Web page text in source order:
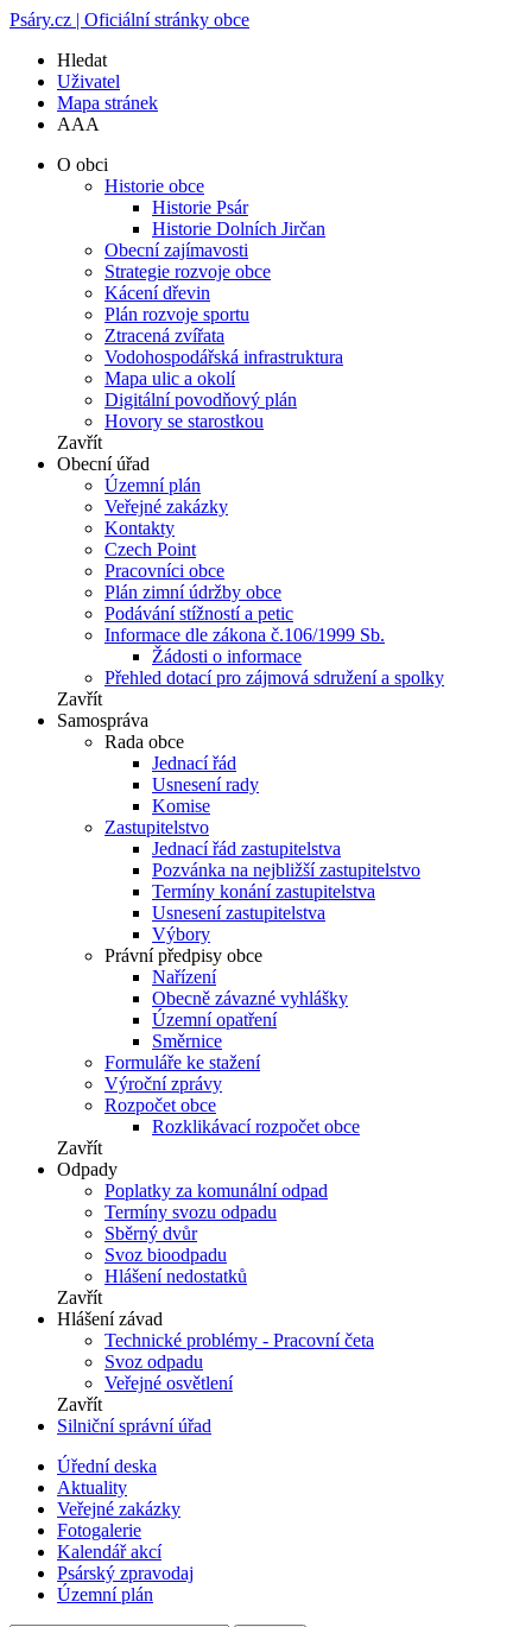
Psáry.cz | Oficiální stránky obce
Hledat
Uživatel
Mapa stránek
AAA
O obci
Historie obce
Historie Psár
Historie Dolních Jirčan
Obecní zajímavosti
Strategie rozvoje obce
Kácení dřevin
Plán rozvoje sportu
Ztracená zvířata
Vodohospodářská infrastruktura
Mapa ulic a okolí
Digitální povodňový plán
Hovory se starostkou
Zavřít
Obecní úřad
Územní plán
Veřejné zakázky
Kontakty
Czech Point
Pracovníci obce
Plán zimní údržby obce
Podávání stížností a petic
Informace dle zákona č.106/1999 Sb.
Žádosti o informace
Přehled dotací pro zájmová sdružení a spolky
Zavřít
Samospráva
Rada obce
Jednací řád
Usnesení rady
Komise
Zastupitelstvo
Jednací řád zastupitelstva
Pozvánka na nejbližší zastupitelstvo
Termíny konání zastupitelstva
Usnesení zastupitelstva
Výbory
Právní předpisy obce
Nařízení
Obecně závazné vyhlášky
Územní opatření
Směrnice
Formuláře ke stažení
Výroční zprávy
Rozpočet obce
Rozklikávací rozpočet obce
Zavřít
Odpady
Poplatky za komunální odpad
Termíny svozu odpadu
Sběrný dvůr
Svoz bioodpadu
Hlášení nedostatků
Zavřít
Hlášení závad
Technické problémy - Pracovní četa
Svoz odpadu
Veřejné osvětlení
Zavřít
Silniční správní úřad
Úřední deska
Aktuality
Veřejné zakázky
Fotogalerie
Kalendář akcí
Psárský zpravodaj
Územní plán